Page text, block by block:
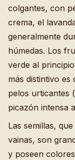
colgantes, con
crema, el
generalmente
húmedas. Los
verde al
más distintivo es
pelos urticantes
picazón intensa
Las semillas,
vainas, son
y poseen